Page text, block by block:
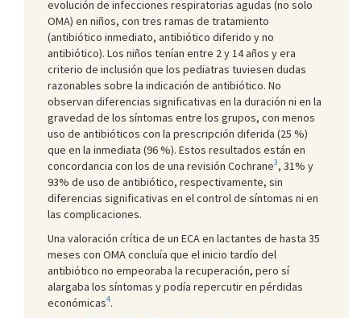
evolución de infecciones respiratorias agudas (no solo
OMA) en niños, con tres ramas de tratamiento
(antibiótico inmediato, antibiótico diferido y no
antibiótico). Los niños tenían entre 2 y 14 años y era
criterio de inclusión que los pediatras tuviesen dudas
razonables sobre la indicación de antibiótico. No
observan diferencias significativas en la duración ni en la
gravedad de los síntomas entre los grupos, con menos
uso de antibióticos con la prescripción diferida (25 %)
que en la inmediata (96 %). Estos resultados están en
concordancia con los de una revisión Cochrane3, 31% y
93% de uso de antibiótico, respectivamente, sin
diferencias significativas en el control de síntomas ni en
las complicaciones.
Una valoración crítica de un ECA en lactantes de hasta 35
meses con OMA concluía que el inicio tardío del
antibiótico no empeoraba la recuperación, pero sí
alargaba los síntomas y podía repercutir en pérdidas
económicas4.